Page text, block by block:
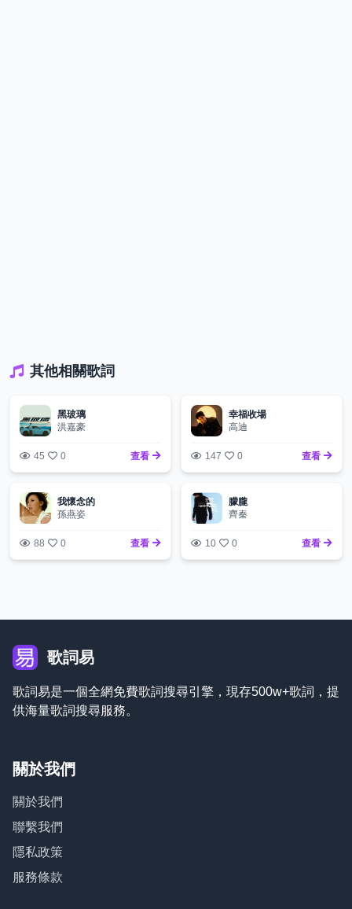
其他相關歌詞
黑玻璃
洪嘉豪
45 0 查看
幸福收場
高迪
147 0 查看
我懷念的
孫燕姿
88 0 查看
朦朧
齊秦
10 0 查看
歌詞易
歌詞易是一個全網免費歌詞搜尋引擎，現存500w+歌詞，提
供海量歌詞搜尋服務。
關於我們
關於我們
聯繫我們
隱私政策
服務條款